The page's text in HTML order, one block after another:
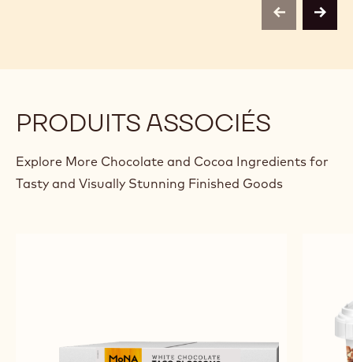
previousnext
PRODUITS ASSOCIÉS
Explore More Chocolate and Cocoa Ingredients for
Tasty and Visually Stunning Finished Goods